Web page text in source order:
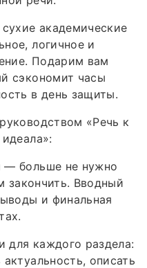
академические
логичное и
Подарим вам
сэкономит часы
в день защиты.
«Речь к
— больше не нужно
закончить. Вводный
и финальная
для каждого раздела:
описать